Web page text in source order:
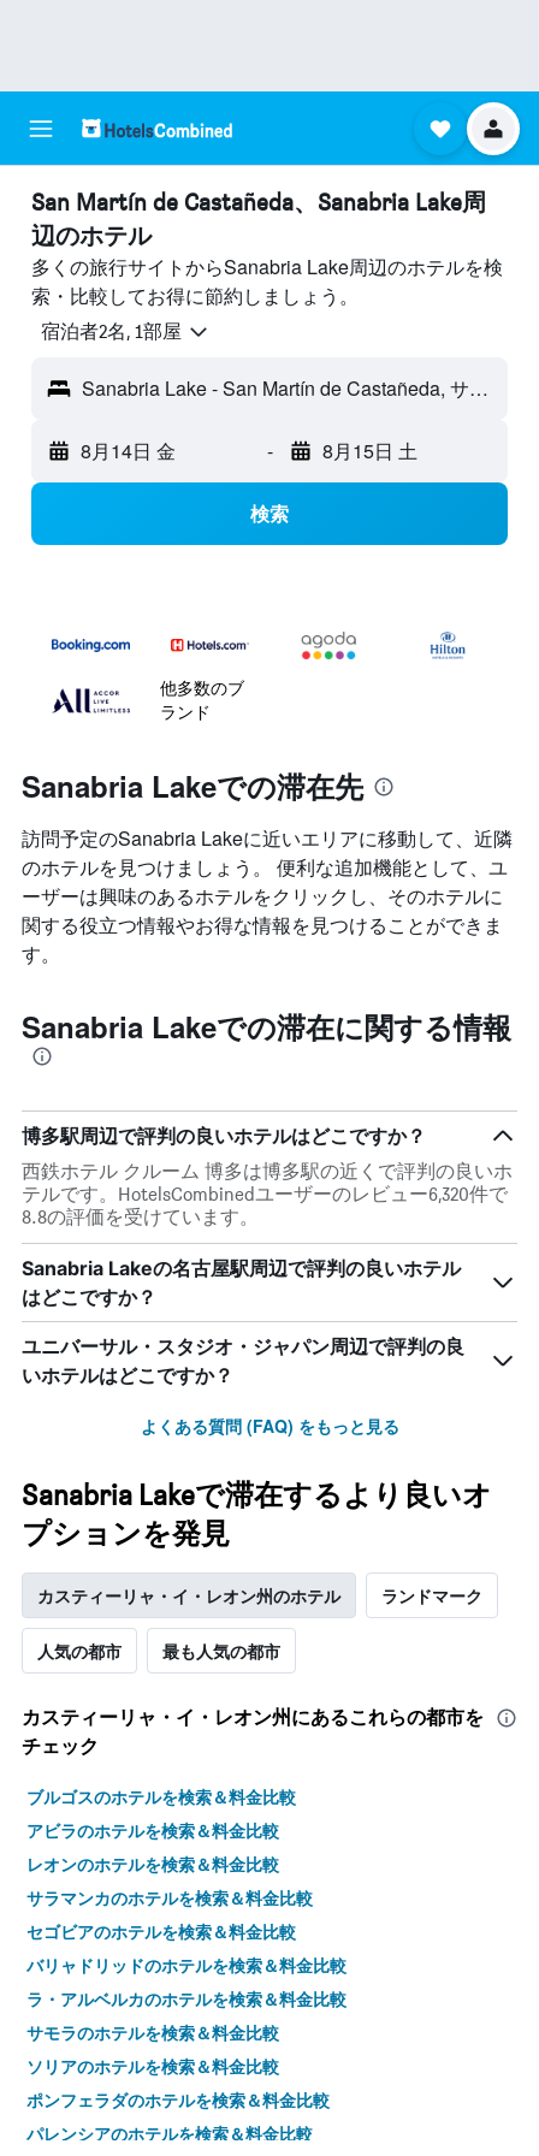
San Martín de Castañeda​、Sanabria Lake周
辺のホテル
多くの旅行サイトからSanabria Lake周辺のホテルを検
索・比較してお得に節約しましょう。
宿泊者2名, 1​部屋
Sanabria Lake - San Martín de Castañeda, サモーラ県, スペイン
8月14日 金 - 8月15日 土
検索
他多数のブ
ランド
Sanabria Lakeでの滞在先
訪問予定のSanabria Lakeに近いエリアに移動して、近隣
のホテルを見つけましょう。 便利な追加機能として、ユ
ーザーは興味のあるホテルをクリックし、そのホテルに
関する役立つ情報やお得な情報を見つけることができま
す。
Sanabria Lakeでの滞在に関する情報
博多駅周辺で評判の良いホテルはどこですか？
西鉄ホテル クルーム 博多は博多駅の近くで評判の良いホ
テルです。HotelsCombinedユーザーのレビュー6,320件で
8.8の評価を受けています。
Sanabria Lakeの名古屋駅周辺で評判の良いホテル
はどこですか？
ユニバーサル・スタジオ・ジャパン周辺で評判の良
いホテルはどこですか？
よくある質問 (FAQ) をもっと見る
Sanabria Lakeで滞在するより良いオ
プションを発見
カスティーリャ・イ・レオン州のホテル ランドマーク
人気の都市 最も人気の都市
カスティーリャ・イ・レオン州​にあるこれらの都市を
チェック
ブルゴスのホテルを検索＆料金比較
アビラのホテルを検索＆料金比較
レオンのホテルを検索＆料金比較
サラマンカのホテルを検索＆料金比較
セゴビアのホテルを検索＆料金比較
バリャドリッドのホテルを検索＆料金比較
ラ・アルベルカのホテルを検索＆料金比較
サモラのホテルを検索＆料金比較
ソリアのホテルを検索＆料金比較
ポンフェラダのホテルを検索＆料金比較
パレンシアのホテルを検索＆料金比較